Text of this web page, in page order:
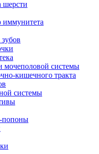
шерсти
иммунитета
мочеполовой системы
кишечного тракта
системы
попоны